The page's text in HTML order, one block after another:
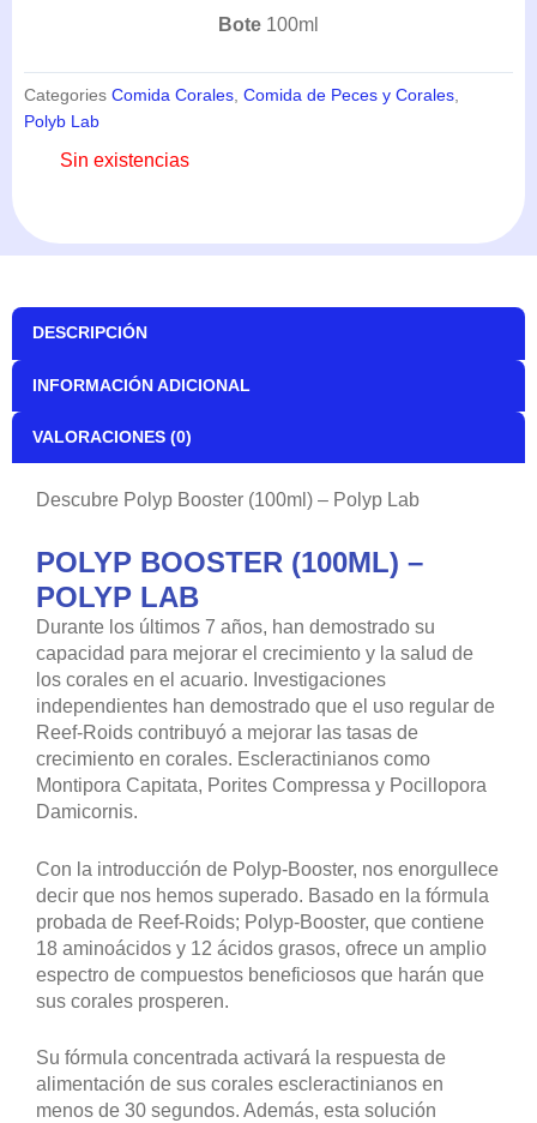
Bote 100ml
Categories Comida Corales Comida de Peces y Corales
Polyb Lab
Sin existencias
DESCRIPCIÓN
INFORMACIÓN ADICIONAL
VALORACIONES (0)
Descubre Polyp Booster (100ml) – Polyp Lab
POLYP BOOSTER (100ML) –
POLYP LAB
Durante los últimos 7 años, han demostrado su
capacidad para mejorar el crecimiento y la salud de
los corales en el acuario. Investigaciones
independientes han demostrado que el uso regular de
Reef-Roids contribuyó a mejorar las tasas de
crecimiento en corales. Escleractinianos como
Montipora Capitata, Porites Compressa y Pocillopora
Damicornis.
Con la introducción de Polyp-Booster, nos enorgullece
decir que nos hemos superado. Basado en la fórmula
probada de Reef-Roids; Polyp-Booster, que contiene
18 aminoácidos y 12 ácidos grasos, ofrece un amplio
espectro de compuestos beneficiosos que harán que
sus corales prosperen.
Su fórmula concentrada activará la respuesta de
alimentación de sus corales escleractinianos en
menos de 30 segundos. Además, esta solución